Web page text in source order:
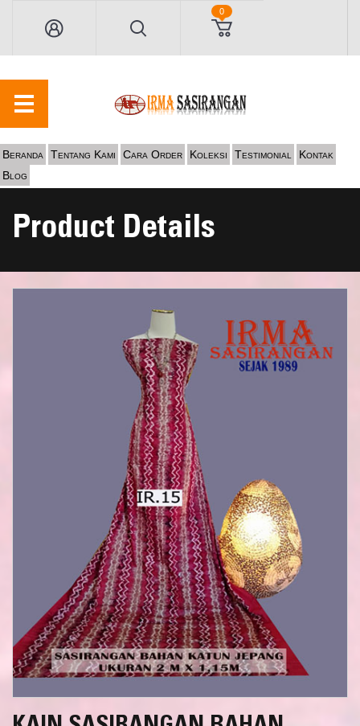
0
Beranda Tentang Kami Cara Order Koleksi Testimonial
Kontak
Blog
Product Details